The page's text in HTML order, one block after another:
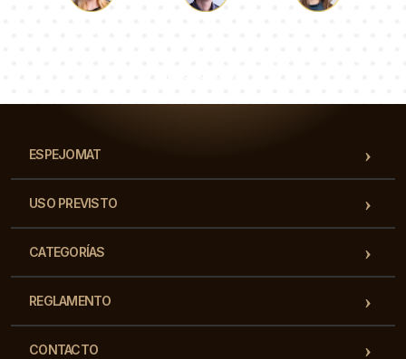
ESPEJOMAT
USO PREVISTO
CATEGORÍAS
REGLAMENTO
CONTACTO